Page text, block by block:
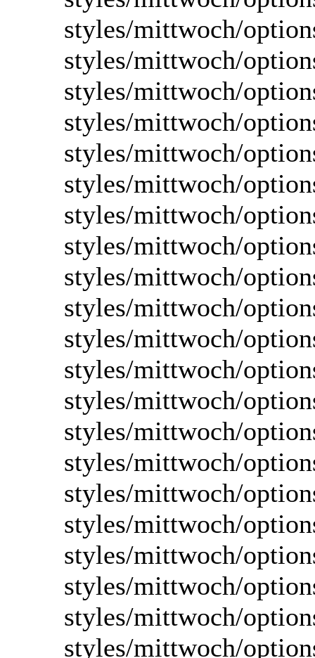
styles/mittwoch/
styles/mittwoch/
styles/mittwoch/
styles/mittwoch/
styles/mittwoch/
styles/mittwoch/
styles/mittwoch/
styles/mittwoch/
styles/mittwoch/
styles/mittwoch/
styles/mittwoch/
styles/mittwoch/
styles/mittwoch/
styles/mittwoch/
styles/mittwoch/
styles/mittwoch/
styles/mittwoch/
styles/mittwoch/
styles/mittwoch/
styles/mittwoch/
styles/mittwoch/